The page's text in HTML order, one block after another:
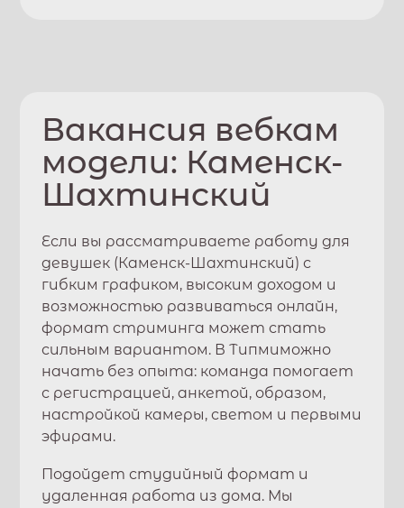
Вакансия вебкам
модели: Каменск-
Шахтинский
Если вы рассматриваете работу для
девушек (Каменск-Шахтинский) с
гибким графиком, высоким доходом и
возможностью развиваться онлайн,
формат стриминга может стать
сильным вариантом. ВТипмиможно
начать без опыта: команда помогает
с регистрацией, анкетой, образом,
настройкой камеры, светом и первыми
эфирами.
Подойдет студийный формат и
удаленная работа из дома. Мы